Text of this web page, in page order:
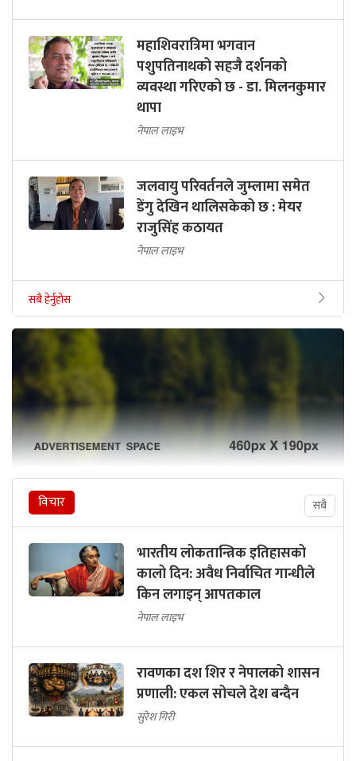
महाशिवरात्रिमा भगवान
पशुपतिनाथको सहजै दर्शनको
व्यवस्था गरिएको छ - डा. मिलनकुमार
थापा
नेपाल लाइभ
जलवायु परिवर्तनले जुम्लामा समेत
डेंगु देखिन थालिसकेको छ : मेयर
राजुसिंह कठायत
नेपाल लाइभ
सबै हेर्नुहोस
विचार सबै
भारतीय लोकतान्त्रिक इतिहासको
कालो दिन: अवैध निर्वाचित गान्धीले
किन लगाइन् आपतकाल
नेपाल लाइभ
रावणका दश शिर र नेपालको शासन
प्रणाली: एकल सोचले देश बन्दैन
सुरेश गिरी